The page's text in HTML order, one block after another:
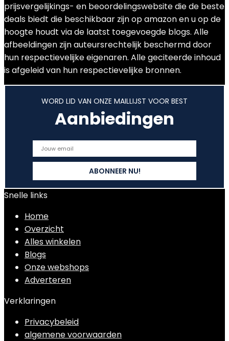
prijsvergelijkings- en beoordelingswebsite die de beste
deals biedt die beschikbaar zijn op amazon en u op de
hoogte houdt via de laatst toegevoegde blogs. Alle
afbeeldingen zijn auteursrechtelijk beschermd door
hun respectievelijke eigenaren. Alle geciteerde inhoud
is afgeleid van hun respectievelijke bronnen.
WORD LID VAN ONZE MAILLIJST VOOR BEST
Aanbiedingen
Snelle links
Home
Overzicht
Alles winkelen
Blogs
Onze webshops
Adverteren
Verklaringen
Privacybeleid
algemene voorwaarden